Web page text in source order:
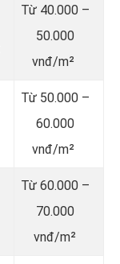
Từ 40.000 –
50.000
vnđ/m²
Từ 50.000 –
60.000
vnđ/m²
Từ 60.000 –
70.000
vnđ/m²